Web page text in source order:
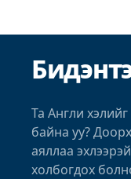
Та Англи
байна уу?
аяллаа
холбогдох